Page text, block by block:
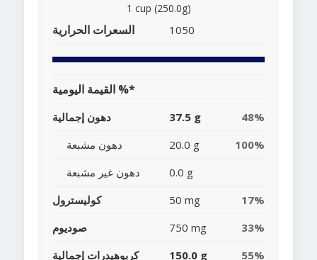
1 cup (250.0g)
السعرات الحرارية 1050
القيمة اليومية %*
دهون إجمالية 37.5 g
48%
دهون مشبعة
20.0 g
100%
دهون غير مشبعة
0.0 g
كوليسترول
50 mg
17%
صوديوم
750 mg
33%
كربوهيدرات إجمالية
150.0 g 55%